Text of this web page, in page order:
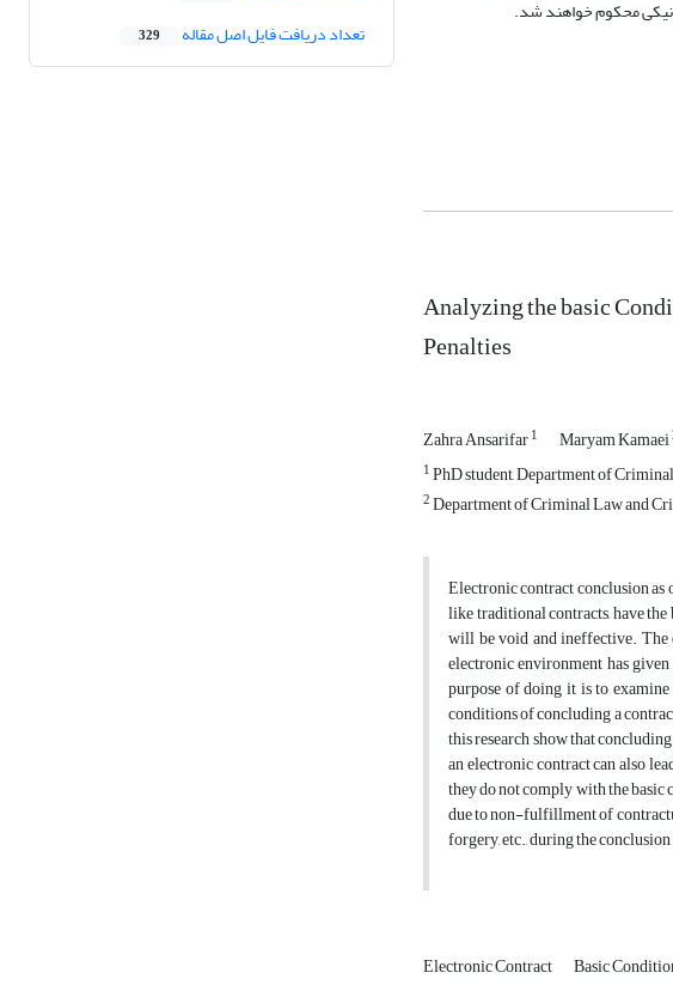
محکوم خواهند شد.
Analyzing the basic
Penalties
Zahra Ansarifar1 Maryam Kamaei
1PhD student, Department of
2Department of Criminal Law and
Electronic contract conclusion as
like traditional contracts, have
will be void and ineffective. The
electronic environment has
purpose of doing it is to
conditions of concluding a
this research show that
an electronic contract can also
they do not comply with the basic
due to non-fulfillment of
forgery, etc., during the
Electronic Contract Basic
تعداد دریافت فایل اصل مقاله 329